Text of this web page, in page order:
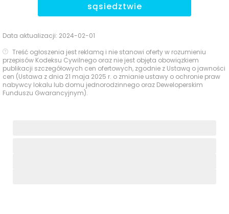
sąsiedztwie
Data aktualizacji: 2024-02-01
Treść ogłoszenia jest reklamą i nie stanowi oferty w rozumieniu
przepisów Kodeksu Cywilnego oraz nie jest objęta obowiązkiem
publikacji szczegółowych cen ofertowych, zgodnie z Ustawą o jawności
cen (Ustawa z dnia 21 maja 2025 r. o zmianie ustawy o ochronie praw
nabywcy lokalu lub domu jednorodzinnego oraz Deweloperskim
Funduszu Gwarancyjnym).